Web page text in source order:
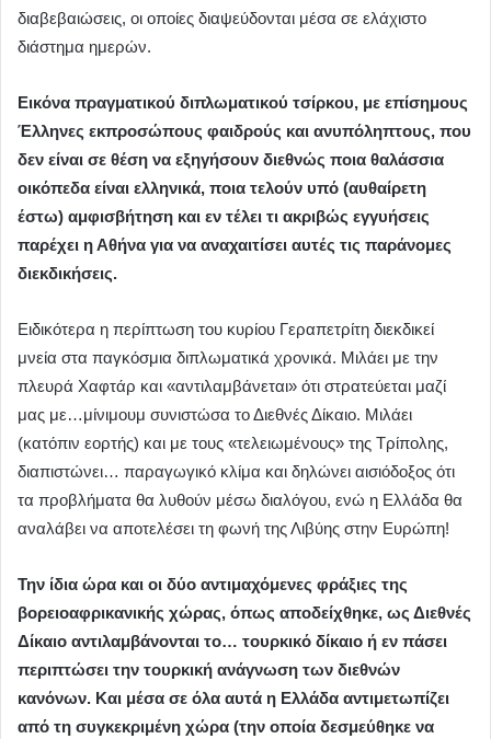
διαβεβαιώσεις, οι οποίες διαψεύδονται μέσα σε ελάχιστο
διάστημα ημερών.
Εικόνα πραγματικού διπλωματικού τσίρκου, με επίσημους
Έλληνες εκπροσώπους φαιδρούς και ανυπόληπτους, που
δεν είναι σε θέση να εξηγήσουν διεθνώς ποια θαλάσσια
οικόπεδα είναι ελληνικά, ποια τελούν υπό (αυθαίρετη
έστω) αμφισβήτηση και εν τέλει τι ακριβώς εγγυήσεις
παρέχει η Αθήνα για να αναχαιτίσει αυτές τις παράνομες
διεκδικήσεις.
Ειδικότερα η περίπτωση του κυρίου Γεραπετρίτη διεκδικεί
μνεία στα παγκόσμια διπλωματικά χρονικά. Μιλάει με την
πλευρά Χαφτάρ και «αντιλαμβάνεται» ότι στρατεύεται μαζί
μας με…μίνιμουμ συνιστώσα το Διεθνές Δίκαιο. Μιλάει
(κατόπιν εορτής) και με τους «τελειωμένους» της Τρίπολης,
διαπιστώνει… παραγωγικό κλίμα και δηλώνει αισιόδοξος ότι
τα προβλήματα θα λυθούν μέσω διαλόγου, ενώ η Ελλάδα θα
αναλάβει να αποτελέσει τη φωνή της Λιβύης στην Ευρώπη!
Την ίδια ώρα και οι δύο αντιμαχόμενες φράξιες της
βορειοαφρικανικής χώρας, όπως αποδείχθηκε, ως Διεθνές
Δίκαιο αντιλαμβάνονται το… τουρκικό δίκαιο ή εν πάσει
περιπτώσει την τουρκική ανάγνωση των διεθνών
κανόνων. Και μέσα σε όλα αυτά η Ελλάδα αντιμετωπίζει
από τη συγκεκριμένη χώρα (την οποία δεσμεύθηκε να